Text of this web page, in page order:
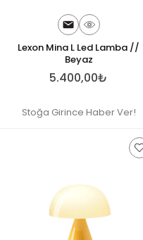
Lexon Mina L Led Lamba //
Beyaz
5.400,00₺
Stoğa Girince Haber Ver!